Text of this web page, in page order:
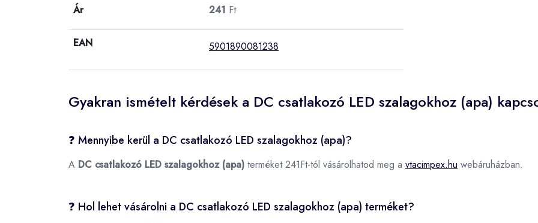
Ár 241 Ft
EAN 5901890081238
Gyakran ismételt kérdések a DC csatlakozó LED szalagokhoz (apa)
❓ Mennyibe kerül a DC csatlakozó LED szalagokhoz (apa)?
A DC csatlakozó LED szalagokhoz (apa) terméket 241Ft-tól vásárolhatod meg a vtacimpex.hu webáruházban.
❓ Hol lehet vásárolni a DC csatlakozó LED szalagokhoz (apa) terméket?